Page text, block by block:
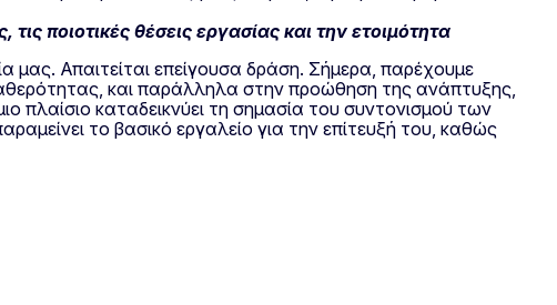
ποιοτικές θέσεις εργασίας και την ετοιμότητα
μας. Απαιτείται επείγουσα δράση. Σήμερα, παρέχουμε
και παράλληλα στην προώθηση της ανάπτυξης,
πλαίσιο καταδεικνύει τη σημασία του συντονισμού των
το βασικό εργαλείο για την επίτευξή του, καθώς